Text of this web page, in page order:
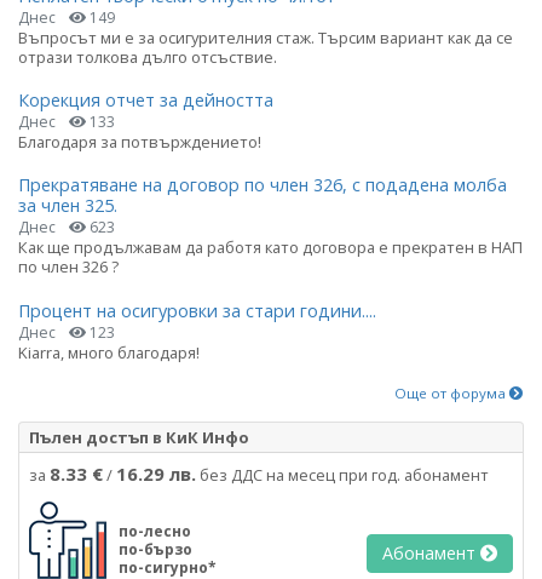
Днес 149
Въпросът ми е за осигурителния стаж. Търсим вариант как да се
отрази толкова дълго отсъствие.
Корекция отчет за дейността
Днес 133
Благодаря за потвърждението!
Прекратяване на договор по член 326, с подадена молба
за член 325.
Днес 623
Как ще продължавам да работя като договора е прекратен в НАП
по член 326 ?
Процент на осигуровки за стари години....
Днес 123
Kiarra, много благодаря!
Още от форума
Пълен достъп в КиК Инфо
за 8.33 €/ 16.29 лв. без ДДС на месец при год. абонамент
по-лесно
по-бързо
по-сигурно*
Абонамент